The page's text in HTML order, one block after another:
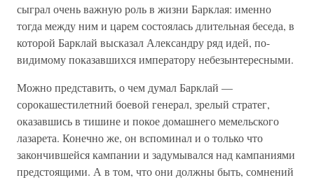
сыграл очень важную роль в жизни Барклая: именно
тогда между ним и царем состоялась длительная беседа, в
которой Барклай высказал Александру ряд идей, по-
видимому показавшихся императору небезынтересными.
Можно представить, о чем думал Барклай —
сорокашестилетний боевой генерал, зрелый стратег,
оказавшись в тишине и покое домашнего мемельского
лазарета. Конечно же, он вспоминал и о только что
закончившейся кампании и задумывался над кампаниями
предстоящими. А в том, что они должны быть, сомнений